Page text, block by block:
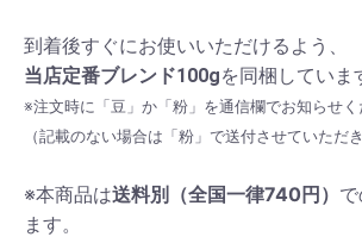
到着後すぐにお使いいただけるよう、
当店定番ブレンド100gを同梱していま
※注文時に「豆」か「粉」を通信欄でお知らせく
（記載のない場合は「粉」で送付させていただ
※本商品は送料別（全国一律740円）
ます。